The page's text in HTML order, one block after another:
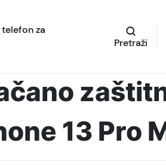
za
Pretraži
13 Pro